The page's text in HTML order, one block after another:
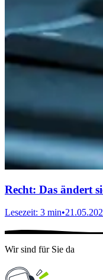
Recht: Das ändert
Lesezeit: 3 min•
Wir sind für Sie da